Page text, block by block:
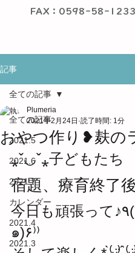
​ FAX：0598-58-1233
記事
全ての記事
2021.5
2021.6
2021.7
カレンダー
2021.4
2021.3
全ての記事
おやつ作り❥麸の
Plumeria
2021年2月24日 読了時間: 1分
⁎ˇ◡ˇ⁎子どもたち
宿題、療育終了後
今日も頑張って♪٩(´ᵕ｀
๑)۶⁾⁾